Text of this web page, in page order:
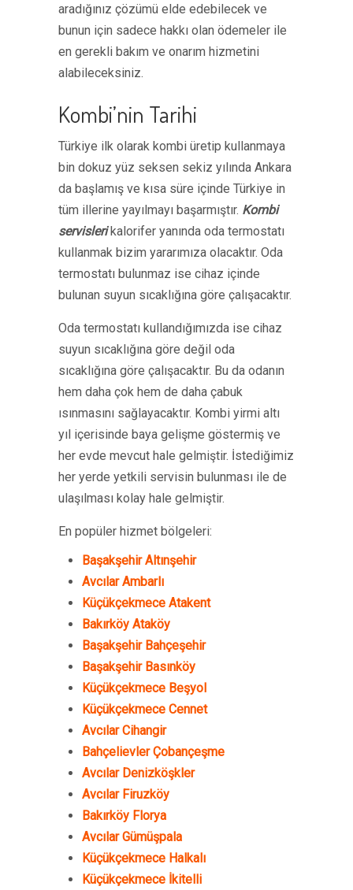
aradığınız çözümü elde edebilecek ve
bunun için sadece hakkı olan ödemeler ile
en gerekli bakım ve onarım hizmetini
alabileceksiniz.
Kombi’nin Tarihi
Türkiye ilk olarak kombi üretip kullanmaya
bin dokuz yüz seksen sekiz yılında Ankara
da başlamış ve kısa süre içinde Türkiye in
tüm illerine yayılmayı başarmıştır. Kombi
servislerikalorifer yanında oda termostatı
kullanmak bizim yararımıza olacaktır. Oda
termostatı bulunmaz ise cihaz içinde
bulunan suyun sıcaklığına göre çalışacaktır.
Oda termostatı kullandığımızda ise cihaz
suyun sıcaklığına göre değil oda
sıcaklığına göre çalışacaktır. Bu da odanın
hem daha çok hem de daha çabuk
ısınmasını sağlayacaktır. Kombi yirmi altı
yıl içerisinde baya gelişme göstermiş ve
her evde mevcut hale gelmiştir. İstediğimiz
her yerde yetkili servisin bulunması ile de
ulaşılması kolay hale gelmiştir.
En popüler hizmet bölgeleri:
Başakşehir Altınşehir
Avcılar Ambarlı
Küçükçekmece Atakent
Bakırköy Ataköy
Başakşehir Bahçeşehir
Başakşehir Basınköy
Küçükçekmece Beşyol
Küçükçekmece Cennet
Avcılar Cihangir
Bahçelievler Çobançeşme
Avcılar Denizköşkler
Avcılar Firuzköy
Bakırköy Florya
Avcılar Gümüşpala
Küçükçekmece Halkalı
Küçükçekmece İkitelli